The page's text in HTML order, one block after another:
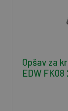
Opšav za
EDW FK08